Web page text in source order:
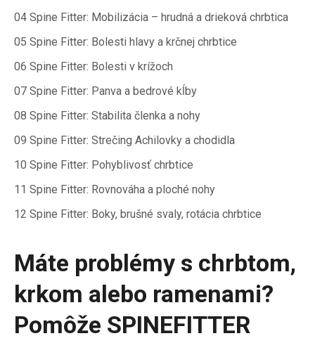
04 Spine Fitter: Mobilizácia – hrudná a drieková chrbtica
05 Spine Fitter: Bolesti hlavy a krčnej chrbtice
06 Spine Fitter: Bolesti v krížoch
07 Spine Fitter: Panva a bedrové kĺby
08 Spine Fitter: Stabilita členka a nohy
09 Spine Fitter: Strečing Achilovky a chodidla
10 Spine Fitter: Pohyblivosť chrbtice
11 Spine Fitter: Rovnováha a ploché nohy
12 Spine Fitter: Boky, brušné svaly, rotácia chrbtice
Máte problémy s chrbtom,
krkom alebo ramenami?
Pomôže SPINEFITTER